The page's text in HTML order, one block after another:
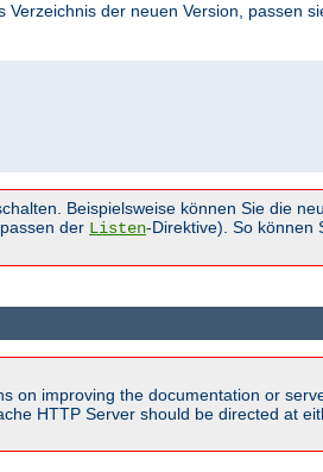
Verzeichnis der neuen Version, passen
Beispielsweise können Sie die
der Listen-Direktive). So können
on improving the documentation or
HTTP Server should be directed at